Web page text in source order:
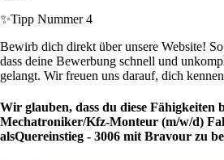
✨Tipp Nummer 4
Bewirb dich direkt über unsere Website!
dass deine Bewerbung schnell und
gelangt. Wir freuen uns darauf, dich
Wir glauben, dass du diese Fähigkeiten
Mechatroniker/Kfz-Monteur (m/w/d)
alsQuereinstieg - 3006 mit Bravour zu